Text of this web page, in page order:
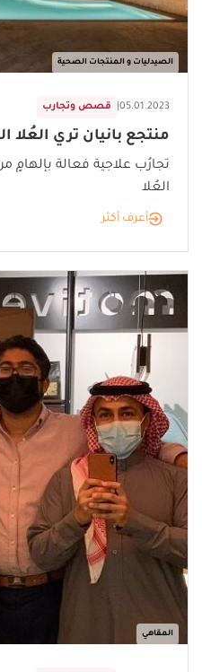
الصيدليات و المنتجات الصحية
قصص وتجارب 05.01.2023
منتجع بانيان تري العُلا
تجارُب علاجية فعالة بإلهامٍ
العُلا
أعرف أكثر
المقاهي